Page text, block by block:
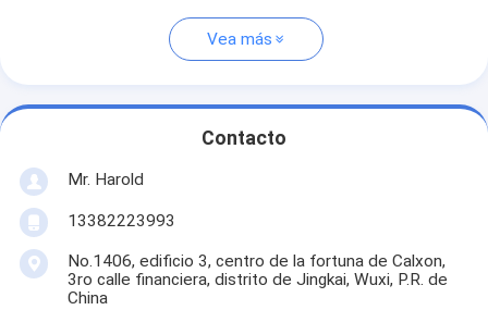
Vea más
Contacto
Mr. Harold
13382223993
No.1406, edificio 3, centro de la fortuna de Calxon,
3ro calle financiera, distrito de Jingkai, Wuxi, P.R. de
China